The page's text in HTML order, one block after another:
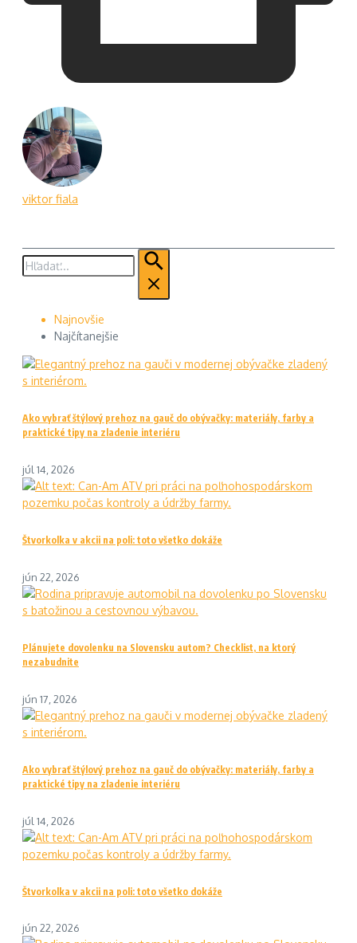
viktor fiala
Hľadať:
Najnovšie
Najčítanejšie
Ako vybrať štýlový prehoz na gauč do obývačky: materiály, farby a
praktické tipy na zladenie interiéru
júl 14, 2026
Štvorkolka v akcii na poli: toto všetko dokáže
jún 22, 2026
Plánujete dovolenku na Slovensku autom? Checklist, na ktorý
nezabudnite
jún 17, 2026
Ako vybrať štýlový prehoz na gauč do obývačky: materiály, farby a
praktické tipy na zladenie interiéru
júl 14, 2026
Štvorkolka v akcii na poli: toto všetko dokáže
jún 22, 2026